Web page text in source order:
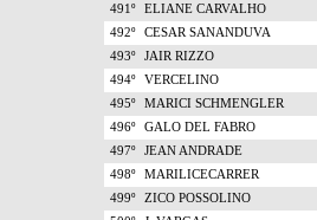
491º
ELIANE CARVALHO
492º
CESAR SANANDUVA
493º
JAIR RIZZO
494º
VERCELINO
495º
MARICI SCHMENGLER
496º
GALO DEL FABRO
497º
JEAN ANDRADE
498º
MARILICECARRER
499º
ZICO POSSOLINO